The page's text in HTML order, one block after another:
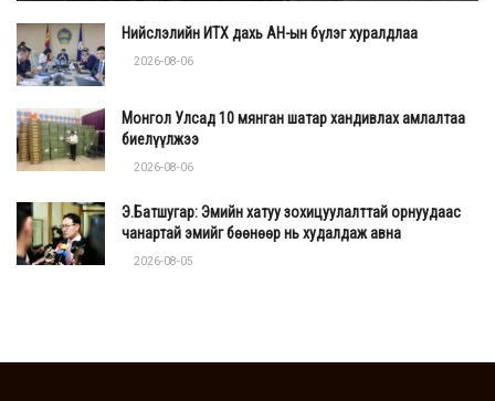
Нийслэлийн ИТХ дахь АН-ын бүлэг хуралдлаа
2026-08-06
Монгол Улсад 10 мянган шатар хандивлах амлалтаа
биелүүлжээ
2026-08-06
Э.Батшугар: Эмийн хатуу зохицуулалттай орнуудаас
чанартай эмийг бөөнөөр нь худалдаж авна
2026-08-05